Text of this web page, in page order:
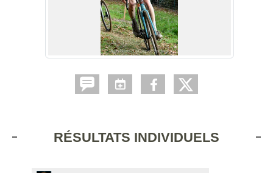
RÉSULTATS INDIVIDUELS